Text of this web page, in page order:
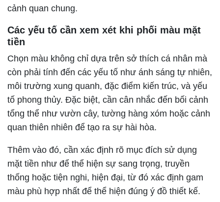
cảnh quan chung.
Các yếu tố cần xem xét khi phối màu mặt
tiền
Chọn màu không chỉ dựa trên sở thích cá nhân mà
còn phải tính đến các yếu tố như ánh sáng tự nhiên,
môi trường xung quanh, đặc điểm kiến trúc, và yếu
tố phong thủy. Đặc biệt, cần cân nhắc đến bối cảnh
tổng thể như vườn cây, tường hàng xóm hoặc cảnh
quan thiên nhiên để tạo ra sự hài hòa.
Thêm vào đó, cần xác định rõ mục đích sử dụng
mặt tiền như để thể hiện sự sang trọng, truyền
thống hoặc tiện nghi, hiện đại, từ đó xác định gam
màu phù hợp nhất để thể hiện đúng ý đồ thiết kế.